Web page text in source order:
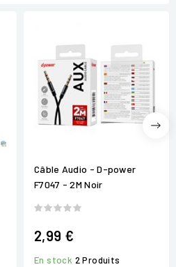
Câble Audio - D-power
F7047 - 2M Noir
2,99 €
En stock 2 Produits